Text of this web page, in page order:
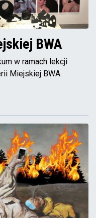
BWA
w ramach lekcji
Miejskiej BWA.